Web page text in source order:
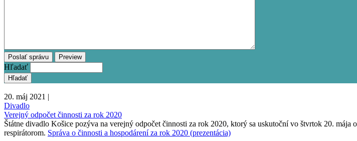
Hľadať
20. máj 2021 |
Divadlo
Verejný odpočet činnosti za rok 2020
Štátne divadlo Košice pozýva na verejný odpočet činnosti za rok 2020, ktorý sa uskutoční vo štvrtok 20.
respirátorom. Správa o činnosti a hospodárení za rok 2020 (prezentácia)